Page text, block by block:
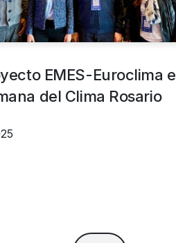
EMES-Euroclima
del Clima Rosario